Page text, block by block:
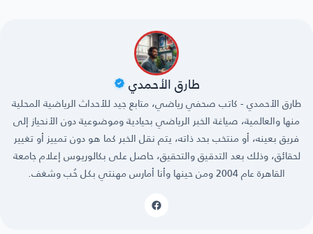
طارق الأحمدي
طارق الأحمدي - كاتب صحفي رياضي، متابع جيد للأحداث الرياضية المحلية
منها والعالمية، صياغة الخبر الرياضي بحيادية وموضوعية دون الأنحياز إلى
فريق بعينه، أو منتخب بحد ذاته، يتم نقل الخبر كما هو دون تمييز أو تغيير
لحقائق، وذلك بعد التدقيق والتحقيق، حاصل على بكالوريوس إعلام جامعة
القاهرة عام 2004 ومن حينها وأنا أمارس مهنتي بكل حُب وشغف.